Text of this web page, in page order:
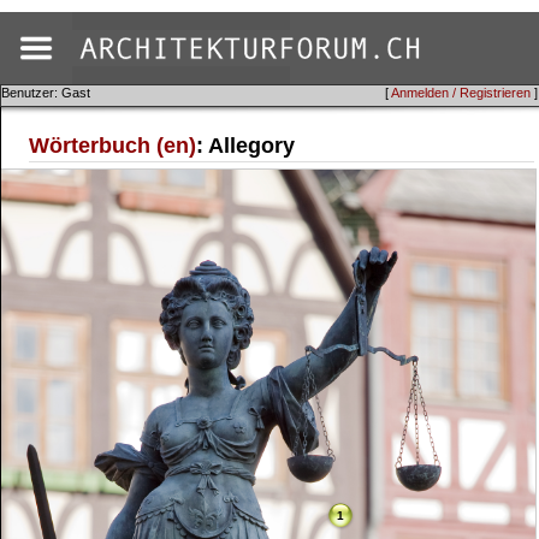
[Anmelden / Registrieren ]
Benutzer: Gast
Wörterbuch (en): Allegory
1